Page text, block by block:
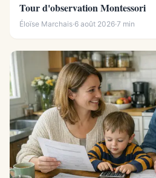
Tour d'observation Montessori
Éloïse Marchais·6 août 2026·7 min